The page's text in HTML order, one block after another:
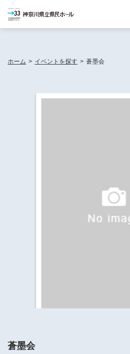
ホーム > イベントを探す > 蒼墨会
蒼墨会